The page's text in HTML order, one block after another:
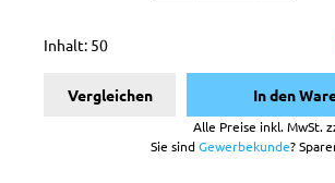
Inhalt: 50
Vergleichen In den
Alle Preise inkl. MwSt.
Sie sindGewerbekunde?